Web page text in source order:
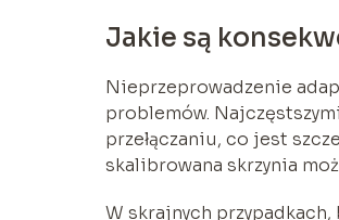
Jakie są
Nieprzeprowadzenie
problemów.
przełączaniu, co jest
skalibrowana skrzynia
W skrajnych